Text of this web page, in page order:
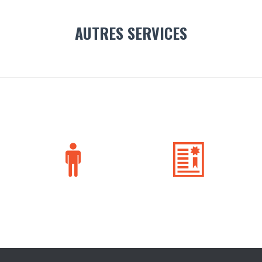
AUTRES SERVICES
 